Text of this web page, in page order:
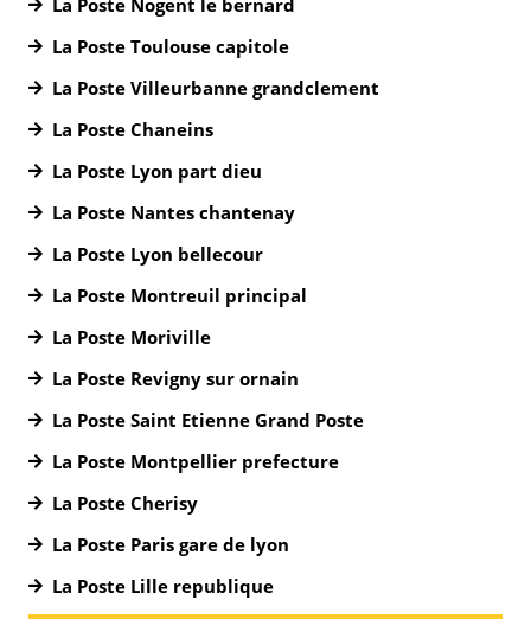
La Poste Nogent le bernard
La Poste Toulouse capitole
La Poste Villeurbanne grandclement
La Poste Chaneins
La Poste Lyon part dieu
La Poste Nantes chantenay
La Poste Lyon bellecour
La Poste Montreuil principal
La Poste Moriville
La Poste Revigny sur ornain
La Poste Saint Etienne Grand Poste
La Poste Montpellier prefecture
La Poste Cherisy
La Poste Paris gare de lyon
La Poste Lille republique